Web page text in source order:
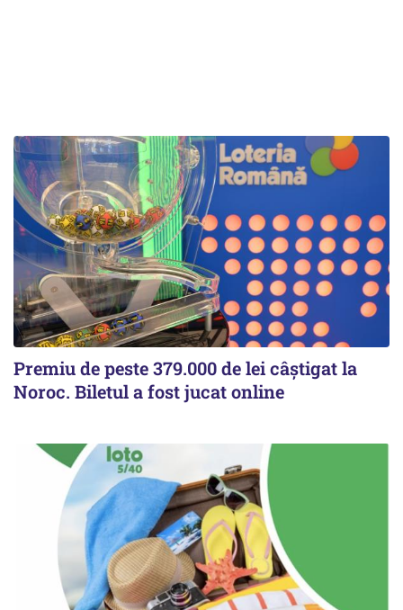
Premiu de peste 379.000 de lei câștigat la
Noroc. Biletul a fost jucat online